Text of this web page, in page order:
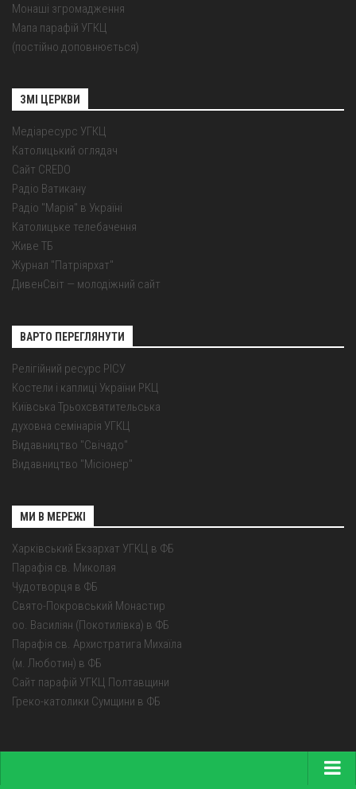
Монаші згромадження
Мапа парафій УГКЦ
(постійно доповнюється)
ЗМІ ЦЕРКВИ
Медіаресурс УГКЦ
Католицький оглядач
Сайт CREDO
Радіо Ватикану
Радіо "Марія" в Україні
Католицьке телебачення
Живе ТБ
Журнал "Патріярхат"
ДивенСвіт — молодіжний сайт
ВАРТО ПЕРЕГЛЯНУТИ
Релігійний ресурс РІСУ
Костели і каплиці України РКЦ
Київська Трьохсвятительська
духовна семінарія УГКЦ
Видавництво "Свічадо"
Видавництво "Місіонер"
МИ В МЕРЕЖІ
Харківський Екзархат УГКЦ в ФБ
Парафія св. Миколая
Чудотворця в ФБ
Свято-Покровський Монастир
оо. Василіян (Покотилівка) в ФБ
Парафія св. Архистратига Михаїла
(м. Люботин) в ФБ
Сайт парафій УГКЦ Полтавщини
Греко-католики Сумщини в ФБ